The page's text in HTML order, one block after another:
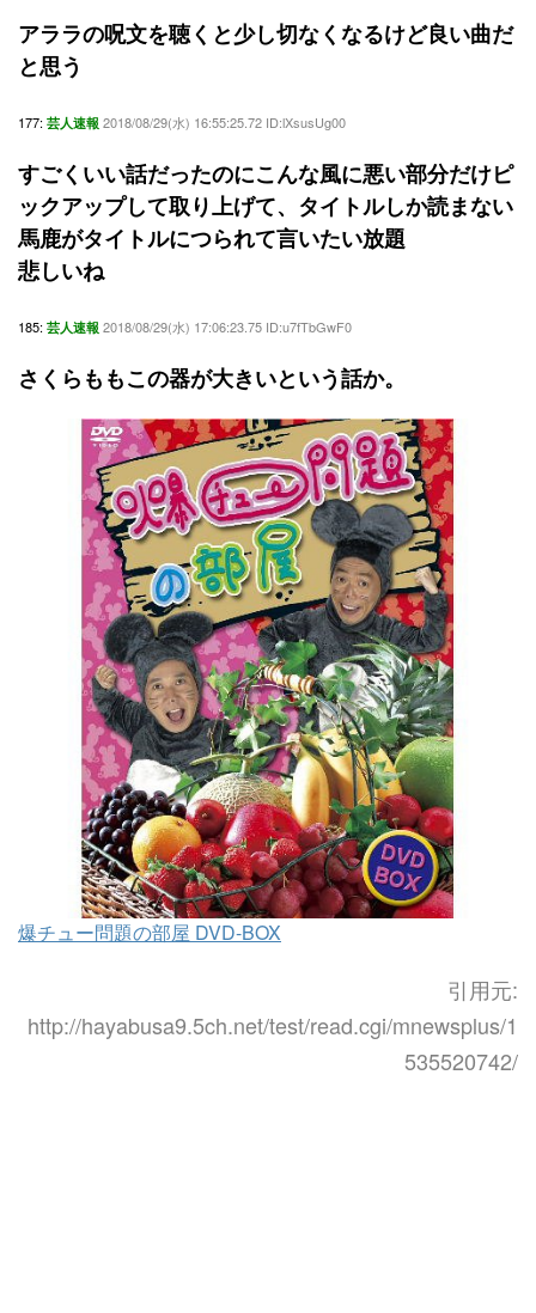
アララの呪文を聴くと少し切なくなるけど良い曲だ
と思う
177: 芸人速報 2018/08/29(水) 16:55:25.72 ID:lXsusUg00
すごくいい話だったのにこんな風に悪い部分だけピ
ックアップして取り上げて、タイトルしか読まない
馬鹿がタイトルにつられて言いたい放題
悲しいね
185: 芸人速報 2018/08/29(水) 17:06:23.75 ID:u7fTbGwF0
さくらももこの器が大きいという話か。
爆チュー問題の部屋 DVD-BOX
引用元:
http://hayabusa9.5ch.net/test/read.cgi/mnewsplus/1
535520742/